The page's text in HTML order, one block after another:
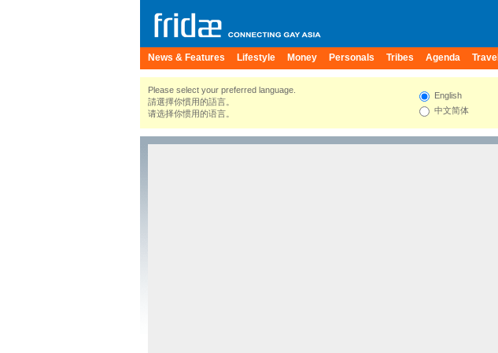
News & Features Lifestyle Money Personals Tribes Agenda Travel
Please select your preferred language.
請選擇你慣用的語言。
请选择你惯用的语言。
English
中文简体